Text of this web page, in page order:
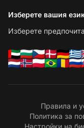
Изберете вашия
Изберете
Правила и
Политика за
Настройки на